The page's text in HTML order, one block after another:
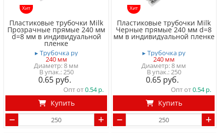
Хит
Пластиковые трубочки Milk
Прозрачные прямые 240 мм
d=8 мм в индивидуальной
пленке
▸ Трубочка ру
240 мм
Диаметр: 8 мм
250
0.65
Опт от0.54
Купить
Хит
Пластиковые трубочки Milk
Черные прямые 240 мм d=8
мм в индивидуальной пленке
▸ Трубочка ру
240 мм
Диаметр: 8 мм
250
0.65
Опт от0.54
Купить